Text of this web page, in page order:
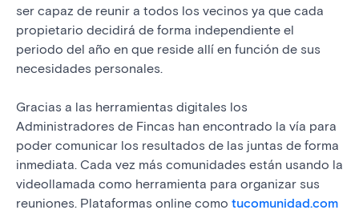
ser capaz de reunir a todos los vecinos ya que cada
propietario decidirá de forma independiente el
periodo del año en que reside allí en función de sus
necesidades personales.
Gracias a las herramientas digitales los
Administradores de Fincas han encontrado la vía para
poder comunicar los resultados de las juntas de forma
inmediata. Cada vez más comunidades están usando la
videollamada como herramienta para organizar sus
reuniones. Plataformas online como tucomunidad.com